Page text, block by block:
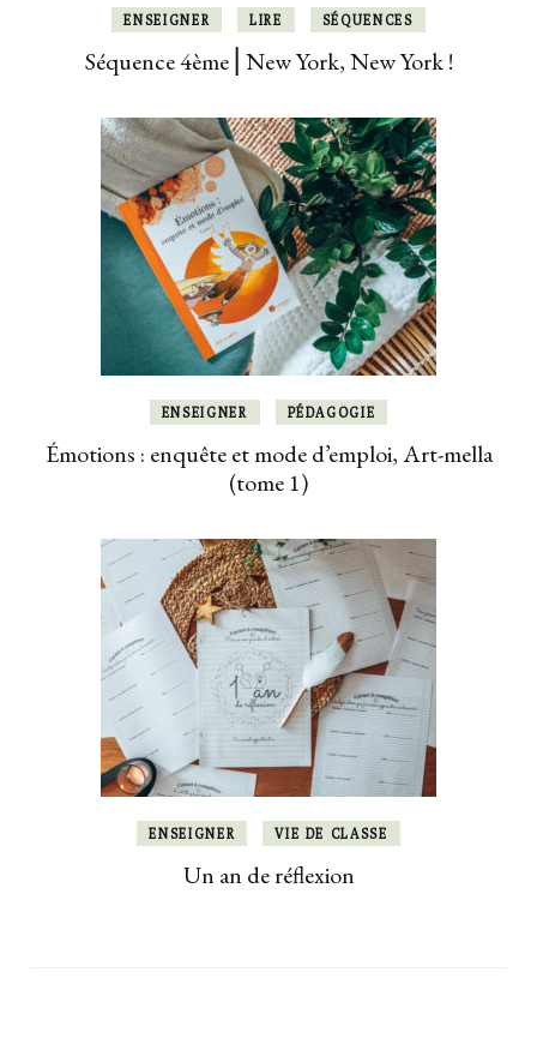
ENSEIGNER LIRE SÉQUENCES
Séquence 4ème ⎜New York, New York !
ENSEIGNER PÉDAGOGIE
Émotions : enquête et mode d’emploi, Art-mella
(tome 1)
ENSEIGNER VIE DE CLASSE
Un an de réflexion